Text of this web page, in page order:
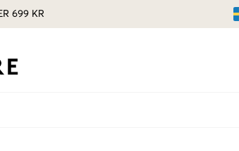
699 KR